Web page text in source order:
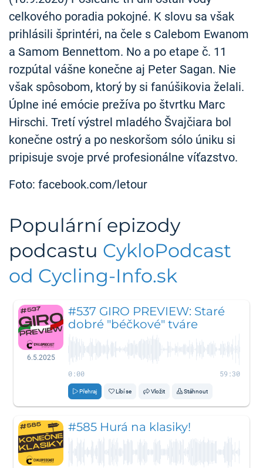
celkového poradia pokojné. K slovu sa však
prihlásili šprintéri, na čele s Calebom Ewanom
a Samom Bennettom. No a po etape č. 11
rozpútal vášne konečne aj Peter Sagan. Nie
však spôsobom, ktorý by si fanúšikovia želali.
Úplne iné emócie prežíva po štvrtku Marc
Hirschi. Tretí výstrel mladého Švajčiara bol
konečne ostrý a po neskoršom sólo úniku si
pripisuje svoje prvé profesionálne víťazstvo.
Foto: facebook.com/letour
Populární epizody
podcastu CykloPodcast
od Cycling-Info.sk
6.5.2025
#537 GIRO PREVIEW: Staré
dobré "béčkové" tváre
0:00 59:30
Přehraj Líbí se Vložit Stáhnout
#585 Hurá na klasiky!